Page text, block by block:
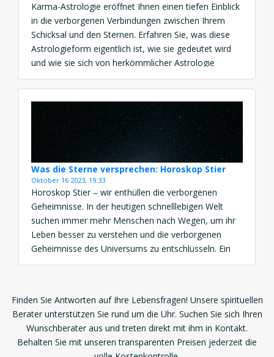
Karma-Astrologie eröffnet Ihnen einen tiefen Einblick
in die verborgenen Verbindungen zwischen Ihrem
Schicksal und den Sternen. Erfahren Sie, was diese
Astrologieform eigentlich ist, wie sie gedeutet wird
und wie sie sich von herkömmlicher Astrologie
unterscheidet. Was ist Karma-Astrologie? Die Karma-
Astrologie vertritt die Idee, dass unsere Handlungen
und Entscheidungen in vergangenen Leben direkte
Auswirkungen auf unser […]
Was die Sterne versprechen: Horoskop Stier
Oktober 16 2023, 19:33
Horoskop Stier – wir enthüllen die verborgenen
Geheimnisse. In der heutigen schnelllebigen Welt
suchen immer mehr Menschen nach Wegen, um ihr
Leben besser zu verstehen und die verborgenen
Geheimnisse des Universums zu entschlüsseln. Ein
Weg, dies zu tun, ist die Astrologie, die es uns
Finden Sie Antworten auf Ihre Lebensfragen! Unsere spirituellen
Berater unterstützen Sie rund um die Uhr. Suchen Sie sich Ihren
Wunschberater aus und treten direkt mit ihm in Kontakt.
Behalten Sie mit unseren transparenten Preisen jederzeit die